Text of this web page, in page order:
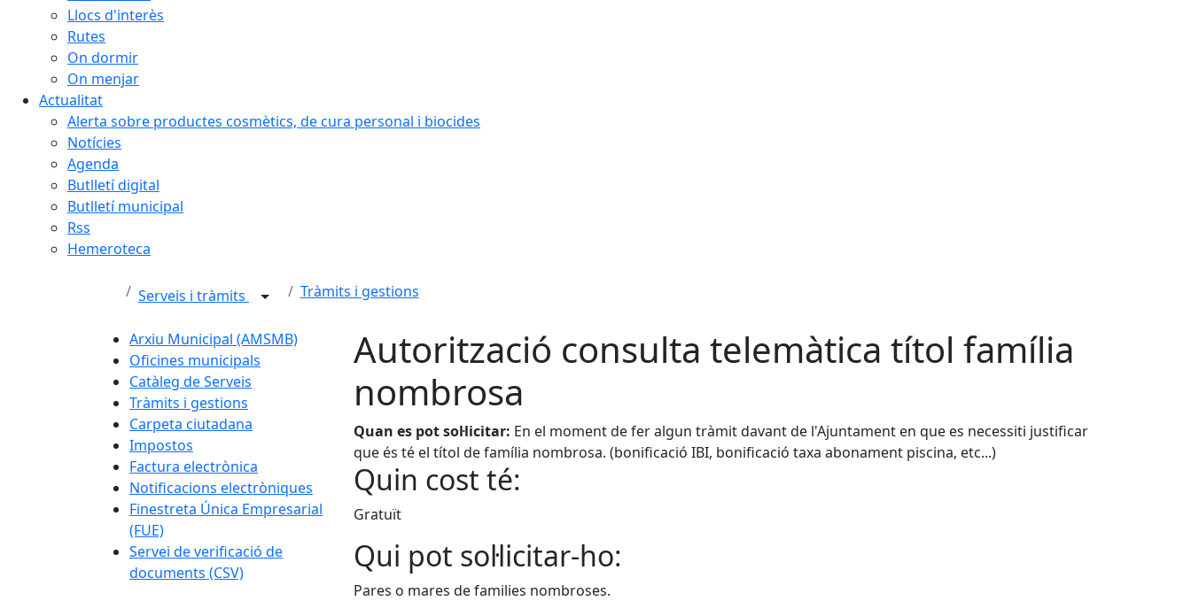
Llocs d'interès
Rutes
On dormir
On menjar
Actualitat
Alerta sobre productes cosmètics, de cura personal i biocides
Notícies
Agenda
Butlletí digital
Butlletí municipal
Rss
Hemeroteca
Serveis i tràmits Tràmits i gestions
Arxiu Municipal (AMSMB)
Oficines municipals
Catàleg de Serveis
Tràmits i gestions
Carpeta ciutadana
Impostos
Factura electrònica
Notificacions electròniques
Finestreta Única Empresarial
(FUE)
Servei de verificació de
documents (CSV)
Autorització consulta telemàtica títol família
nombrosa
Quan es pot sol·licitar: En el moment de fer algun tràmit davant de l'Ajuntament en que es necessiti justificar
que és té el títol de família nombrosa. (bonificació IBI, bonificació taxa abonament piscina, etc...)
Quin cost té:
Gratuït
Qui pot sol·licitar-ho:
Pares o mares de families nombroses.